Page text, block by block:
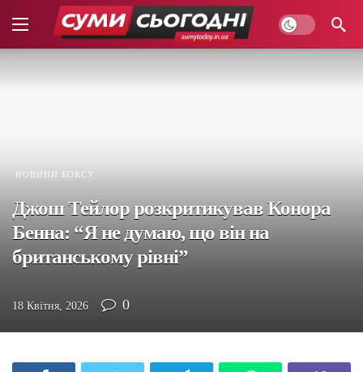
НОВИНИ БОКСУ
Джош Тейлор розкритикував Конора
Бенна: “Я не думаю, що він на
британському рівні”
18 Квітня, 2026 0